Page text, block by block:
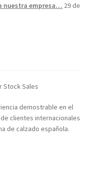
nuestra empresa… 29 de
Stock Sales
demostrable en el
clientes internacionales
de calzado española.